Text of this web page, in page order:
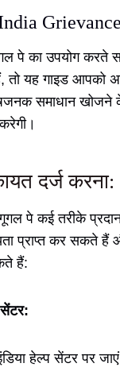
पे का उपयोग करते
तो यह गाइड आपको
समाधान खोजने
दर्ज करना:
पे कई तरीके
प्राप्त कर सकते हैं
हैं:
हेल्प सेंटर पर